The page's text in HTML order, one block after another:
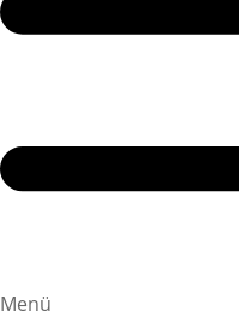
Menü